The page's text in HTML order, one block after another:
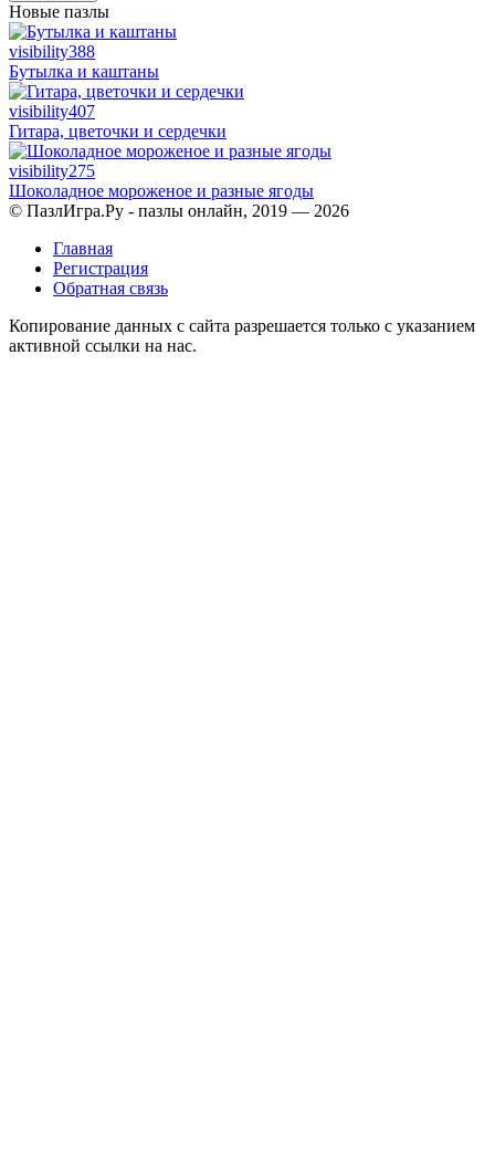
Новые пазлы
visibility388
Бутылка и каштаны
visibility407
Гитара, цветочки и сердечки
visibility275
Шоколадное мороженое и разные ягоды
© ПазлИгра.Ру - пазлы онлайн, 2019 — 2026
Главная
Регистрация
Обратная связь
Копирование данных с сайта разрешается только с указанием
активной ссылки на нас.